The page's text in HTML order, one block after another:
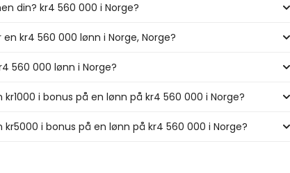
din? kr4 560 000 i Norge?
kr4 560 000 lønn i Norge, Norge?
560 000 lønn i Norge?
i bonus på en lønn på kr4 560 000 i Norge?
i bonus på en lønn på kr4 560 000 i Norge?